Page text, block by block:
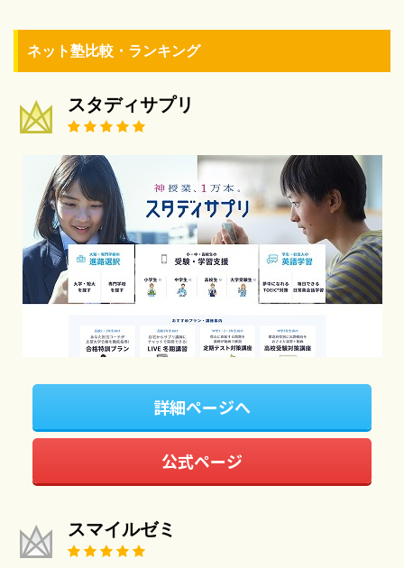
ネット塾比較・ランキング
スタディサプリ
詳細ページへ
公式ページ
スマイルゼミ